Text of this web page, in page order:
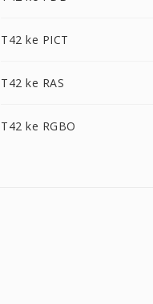
T42 ke PICT
T42 ke RAS
T42 ke RGBO